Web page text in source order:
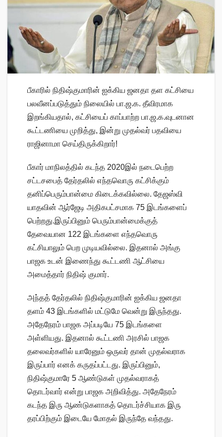
பீகாரில் நிதிஷ்குமாரின் ஐக்கிய ஜனதா தள கட்சியை
பலவீனப்படுத்தும் நிலையில் பா.ஜ.க. தீவிரமாக
இறங்கியதால், கட்சியைப் காப்பாற்ற பா.ஜ.க.வுடனான
கூட்டணியை முறித்து, இன்று முதல்வர் பதவியை
ராஜினாமா செய்திருக்கிறார்!
பீகார் மாநிலத்தில் கடந்த 2020இல் நடைபெற்ற
சட்டசபைத் தேர்தலில் எந்தவொரு கட்சிக்கும்
தனிப்பெரும்பான்மை கிடைக்கவில்லை. தேஜஸ்வி
யாதவின் ஆர்ஜேடி அதிகபட்சமாக 75 இடங்களைப்
பெற்றது.இருப்பினும் பெரும்பான்மைக்குத்
தேவையான 122 இடங்களை எந்தவொரு
கட்சியாலும் பெற முடியவில்லை. இதனால் அங்கு
பாஜக உடன் இணைந்து கூட்டணி ஆட்சியை
அமைத்தார் நிதிஷ் குமார்.
அந்தத் தேர்தலில் நிதிஷ்குமாரின் ஐக்கிய ஜனதா
தளம் 43 இடங்களில் மட்டுமே வென்று இருந்தது.
அதேநேரம் பாஜக அப்படியே 75 இடங்களை
அள்ளியது. இதனால் கூட்டணி அரசில் பாஜக
தலைவர்களில் யாரேனும் ஒருவர் தான் முதல்வராக
இருப்பார் எனக் கருதப்பட்டது. இருப்பினும்,
நிதிஷ்குமாரே 5 ஆண்டுகள் முதல்வராகத்
தொடர்வார் என்று பாஜக அறிவித்து. அதேநேரம்
கடந்த இரு ஆண்டுகளாகத் தொடர்ச்சியாக இரு
தரப்பிற்கும் இடையே மோதல் இருந்தே வந்தது.